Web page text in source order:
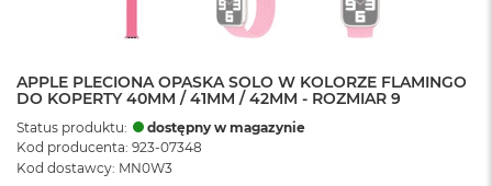
APPLE PLECIONA OPASKA SOLO W KOLORZE FLAMINGO
DO KOPERTY 40MM / 41MM / 42MM - ROZMIAR 9
Status produktu:
dostępny w magazynie
Kod producenta: 923-07348
Kod dostawcy: MN0W3